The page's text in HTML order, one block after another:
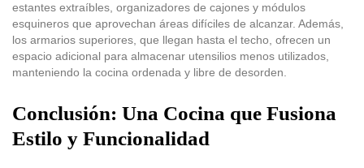
estantes extraíbles, organizadores de cajones y módulos
esquineros que aprovechan áreas difíciles de alcanzar. Además,
los armarios superiores, que llegan hasta el techo, ofrecen un
espacio adicional para almacenar utensilios menos utilizados,
manteniendo la cocina ordenada y libre de desorden.
Conclusión: Una Cocina que Fusiona
Estilo y Funcionalidad